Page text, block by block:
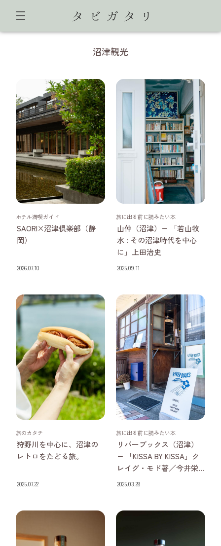
沼津観光
2026.07.10
ホテル満喫ガイド
SAORI×沼津倶楽部（静
岡）
2025.09.11
旅に出る前に読みたい本
山仲（沼津）− 「若山牧
水 : その沼津時代を中心
に」上田治史
2025.07.22
旅のカタチ
狩野川を中心に、沼津の
レトロをたどる旅。
2025.03.28
旅に出る前に読みたい本
リバーブックス（沼津）
− 「KISSA BY KISSA」ク
レイグ・モド著／今井栄...